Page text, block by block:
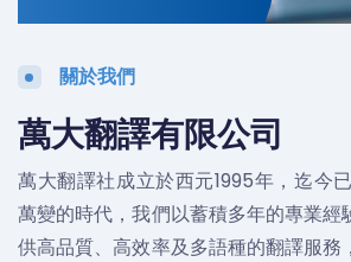
關於我們
萬大翻譯有限公司
萬大翻譯社成立於西元1995年，迄今
萬變的時代，我們以蓄積多年的專業經
供高品質、高效率及多語種的翻譯服務